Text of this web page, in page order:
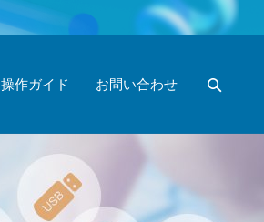
操作ガイド お問い合わせ